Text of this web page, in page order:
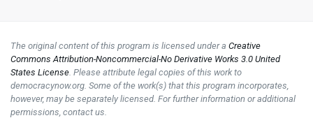
The original content of this program is licensed under a Creative
Commons Attribution-Noncommercial-No Derivative Works 3.0 United
States License . Please attribute legal copies of this work to
democracynow.org. Some of the work(s) that this program incorporates,
however, may be separately licensed. For further information or additional
permissions, contact us.